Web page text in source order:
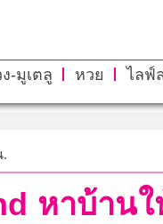
-มูเตลู หวย ไลฟ์
.
หาบ้าน